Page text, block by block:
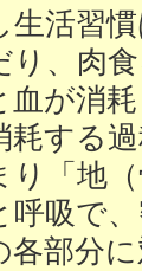
生活習
り、肉
血が消
耗する
り「地
呼吸で
各部分